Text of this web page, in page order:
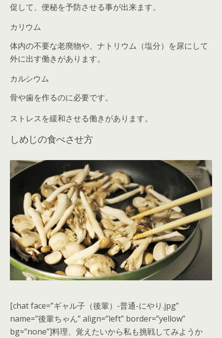
促して、便秘を予防させる事が出来ます。
カリウム
体内の不要な老廃物や、ナトリウム（塩分）を尿にして
外に出す働きがあります。
カルシウム
骨や歯を作るのに必要です。
ストレスを緩和させる働きがあります。
しめじの食べさせ方
[chat face=”ギャル子（後輩）-普通-にやり.jpg”
name=”後輩ちゃん” align=”left” border=”yellow”
bg=”none”]料理、覚えたいから私も挑戦してみようか